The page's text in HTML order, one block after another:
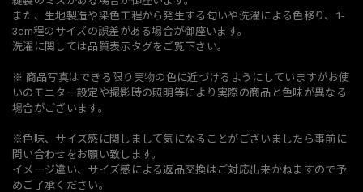
また、生地製造や染色工程から発生する匂いや洗濯による色移り、1-
3cm程のサイズの誤差がある場合が御座います。
洗濯に関しては品質表示タグをご覧下さい。
※ 商品写真はできる限り実物の色に近づけるようにしていますがお使
いのモニター設定や撮影時の照明等により実際の商品と色味が異なる
場合がございます。
※色味、サイズ感に関しまして気になることがございましたら事前に
問い合わせをお願い致します。
イメージ違い、サイズ感による返品交換はご対応出来かねますので予
めご了承ください。